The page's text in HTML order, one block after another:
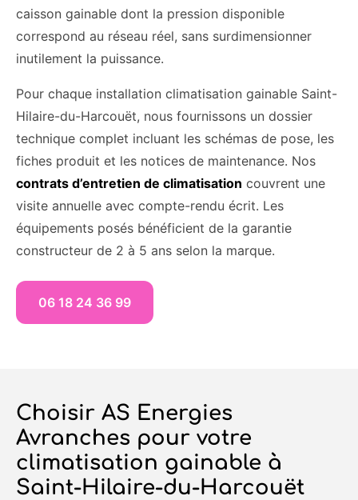
caisson gainable dont la pression disponible
correspond au réseau réel, sans surdimensionner
inutilement la puissance.
Pour chaque installation climatisation gainable Saint-
Hilaire-du-Harcouët, nous fournissons un dossier
technique complet incluant les schémas de pose, les
fiches produit et les notices de maintenance. Nos
contrats d’entretien de climatisation couvrent une
visite annuelle avec compte-rendu écrit. Les
équipements posés bénéficient de la garantie
constructeur de 2 à 5 ans selon la marque.
06 18 24 36 99
Choisir AS Energies
Avranches pour votre
climatisation gainable à
Saint-Hilaire-du-Harcouët